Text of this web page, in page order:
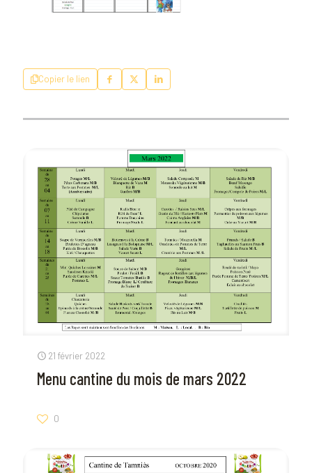
Copier le lien
21 février 2022
Menu cantine du mois de mars 2022
0